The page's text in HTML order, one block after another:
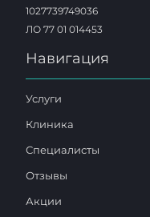
1027739749036
ЛО 77 01 014453
Навигация
Услуги
Клиника
Специалисты
Отзывы
Акции